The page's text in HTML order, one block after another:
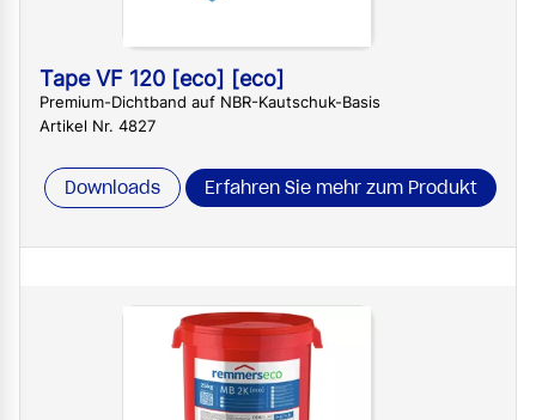
Tape VF 120 [eco] [eco]
Premium-Dichtband auf NBR-Kautschuk-Basis
Artikel Nr. 4827
Downloads Erfahren Sie mehr zum Produkt